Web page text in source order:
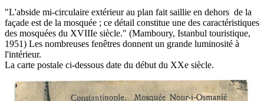
"L'abside mi-circulaire extérieur au plan fait saillie en dehors de la
façade est de la mosquée ; ce détail constitue une des caractéristiques
des mosquées du XVIIIe siècle." (Mamboury, Istanbul touristique,
1951) Les nombreuses fenêtres donnent un grande luminosité à
l'intérieur.
La carte postale ci-dessous date du début du XXe siècle.